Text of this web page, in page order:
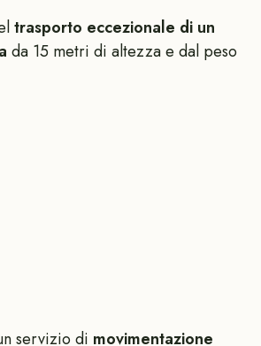
trasporto eccezionale di un
da 15 metri di altezza e dal peso
servizio di movimentazione